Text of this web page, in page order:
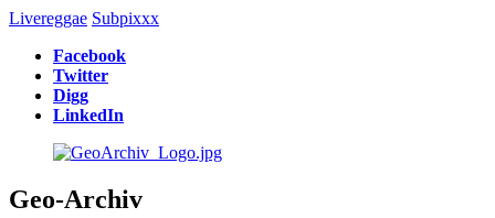
Livereggae Subpixxx
Facebook
Twitter
Digg
LinkedIn
Geo-Archiv